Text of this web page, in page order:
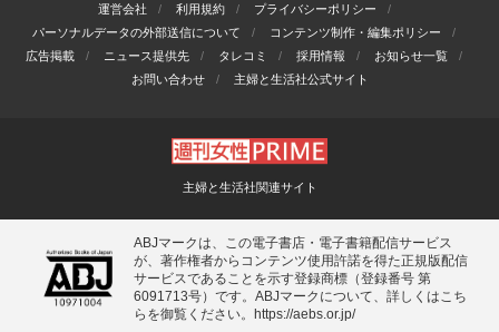
運営会社 利用規約
プライバシーポリシー
パーソナルデータの外部送信について
コンテンツ制作・編集ポリシー
広告掲載
ニュース提供先 タレコミ 採用情報
お知らせ一覧
お問い合わせ
主婦と生活社公式サイト
主婦と生活社関連サイト
ABJマークは、この電子書店・電子書籍配信サービス
が、著作権者からコンテンツ使用許諾を得た正規版配信
サービスであることを示す登録商標（登録番号 第
6091713号）です。ABJマークについて、詳しくはこち
らを御覧ください。 https://aebs.or.jp/